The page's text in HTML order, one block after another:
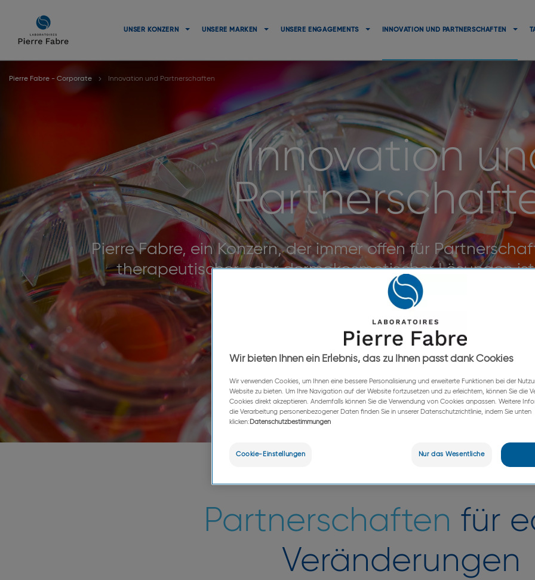
Navigation
Inhaltsübersicht
principale
UNSER KONZERN UNSERE MARKEN UNSERE ENGAGEMENTS INNOVATION UND PARTNERSCHAFTEN
Pierre Fabre - Corporate Innovation und Partnerschaften
Innovation
Pierre Fabre, ein Konzern, der immer offen für
therapeutischer oder dermokosmetischer Lösungen
Leidenschaft für offene
Partnerschaften für
Veränderungen
Wir bieten Ihnen ein Erlebnis, das zu Ihnen passt dank Cookies
Wir verwenden Cookies, um Ihnen eine bessere Personalisierung und erweiterte Funktionen bei der
Website zu bieten. Um Ihre Navigation auf der Website fortzusetzen und zu erleichtern, können Sie die
Cookies direkt akzeptieren. Andernfalls können Sie die Verwendung von Cookies anpassen. Weitere
die Verarbeitung personenbezogener Daten finden Sie in unserer Datenschutzrichtlinie, indem Sie unten
klicken: Datenschutzbestimmungen
Cookie-Einstellungen Nur das Wesentliche